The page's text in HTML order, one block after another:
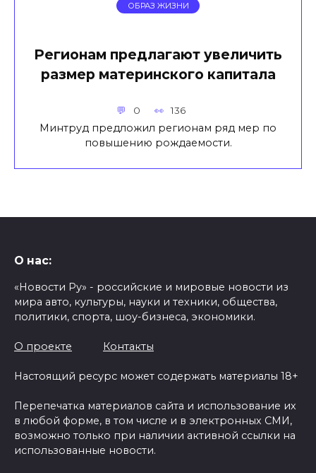
ОБРАЗ ЖИЗНИ
Регионам предлагают увеличить
размер материнского капитала
0 136
Минтруд предложил регионам ряд мер по
повышению рождаемости.
О нас:
«Новости Ру» - российские и мировые новости из
мира авто, культуры, науки и техники, общества,
политики, спорта, шоу-бизнеса, экономики.
О проекте Контакты
Настоящий ресурс может содержать материалы 18+
Перепечатка материалов сайта и использование их
в любой форме, в том числе и в электронных СМИ,
возможно только при наличии активной ссылки на
использованные новости.